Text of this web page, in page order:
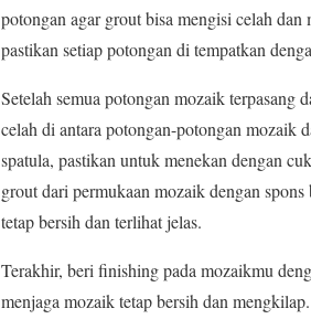
potongan agar grout bisa mengisi celah
pastikan setiap potongan di tempatkan
Setelah semua potongan mozaik
celah di antara potongan-potongan mozaik
spatula, pastikan untuk menekan dengan
grout dari permukaan mozaik dengan
tetap bersih dan terlihat jelas.
Terakhir, beri finishing pada mozaikmu
menjaga mozaik tetap bersih dan